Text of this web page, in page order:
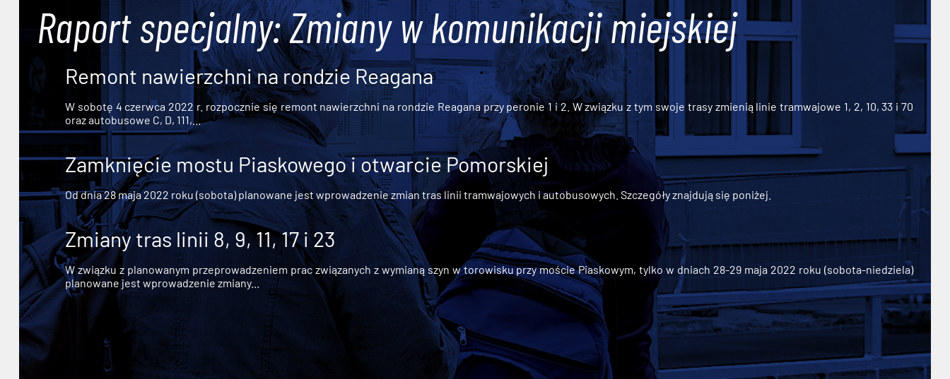
Raport specjalny: Zmiany w komunikacji miejskiej
Remont nawierzchni na rondzie Reagana
W sobotę 4 czerwca 2022 r. rozpocznie się remont nawierzchni na rondzie Reagana przy peronie 1 i 2. W związku z tym swoje trasy zmienią linie tramwajowe 1, 2, 10, 33 i 70
oraz autobusowe C, D, 111,...
Zamknięcie mostu Piaskowego i otwarcie Pomorskiej
Od dnia 28 maja 2022 roku (sobota) planowane jest wprowadzenie zmian tras linii tramwajowych i autobusowych. Szczegóły znajdują się poniżej.
Zmiany tras linii 8, 9, 11, 17 i 23
W związku z planowanym przeprowadzeniem prac związanych z wymianą szyn w torowisku przy moście Piaskowym, tylko w dniach 28-29 maja 2022 roku (sobota-niedziela)
planowane jest wprowadzenie zmiany...